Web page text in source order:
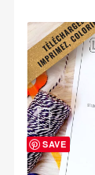
SAVE